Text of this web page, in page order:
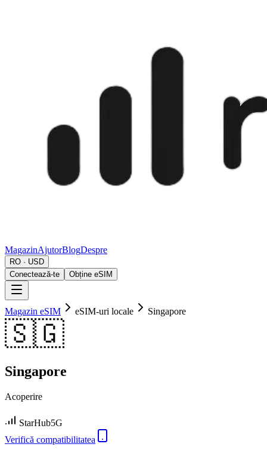
MagazinAjutorBlogDespre
RO · USD
Conectează-te
Obține eSIM
Magazin eSIM eSIM-uri locale Singapore
🇸🇬
Singapore
Acoperire
StarHub5G
Verifică compatibilitatea